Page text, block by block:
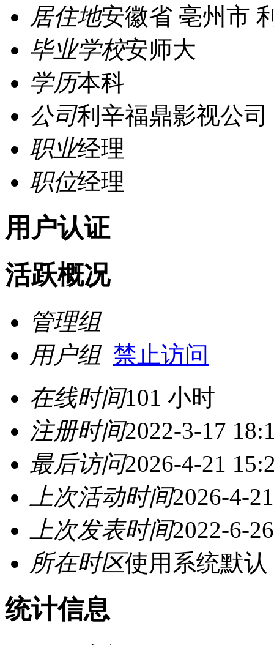
居住地安徽省 亳州市
毕业学校安师大
学历本科
公司利辛福鼎影视公司
职业经理
职位经理
用户认证
活跃概况
管理组
用户组 禁止访问
在线时间101 小时
注册时间2022-3-17
最后访问2026-4-21
上次活动时间2026-4-
上次发表时间2022-6-
所在时区使用系统默认
统计信息